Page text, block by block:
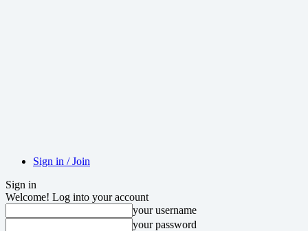
Sign in / Join
Sign in
Welcome! Log into your account
your username
your password